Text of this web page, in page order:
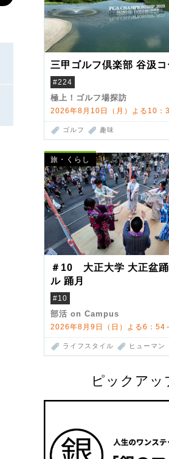
三甲ゴルフ倶楽部 谷汲
#224
極上！ゴルフ場探訪
2026年8月10日（月）よる10：
ゴルフ 趣味
旅・くらし
＃10 大正大学 大正盆踊
ル 踊月
#10
部活 on Campus
2026年8月9日（日）よる6：54
ライフスタイル ヒューマン
ピックアッ